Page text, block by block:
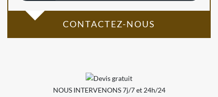
CONTACTEZ-NOUS
NOUS INTERVENONS 7j/7 et 24h/24